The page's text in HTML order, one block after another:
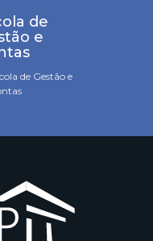
de
e
de Gestão e